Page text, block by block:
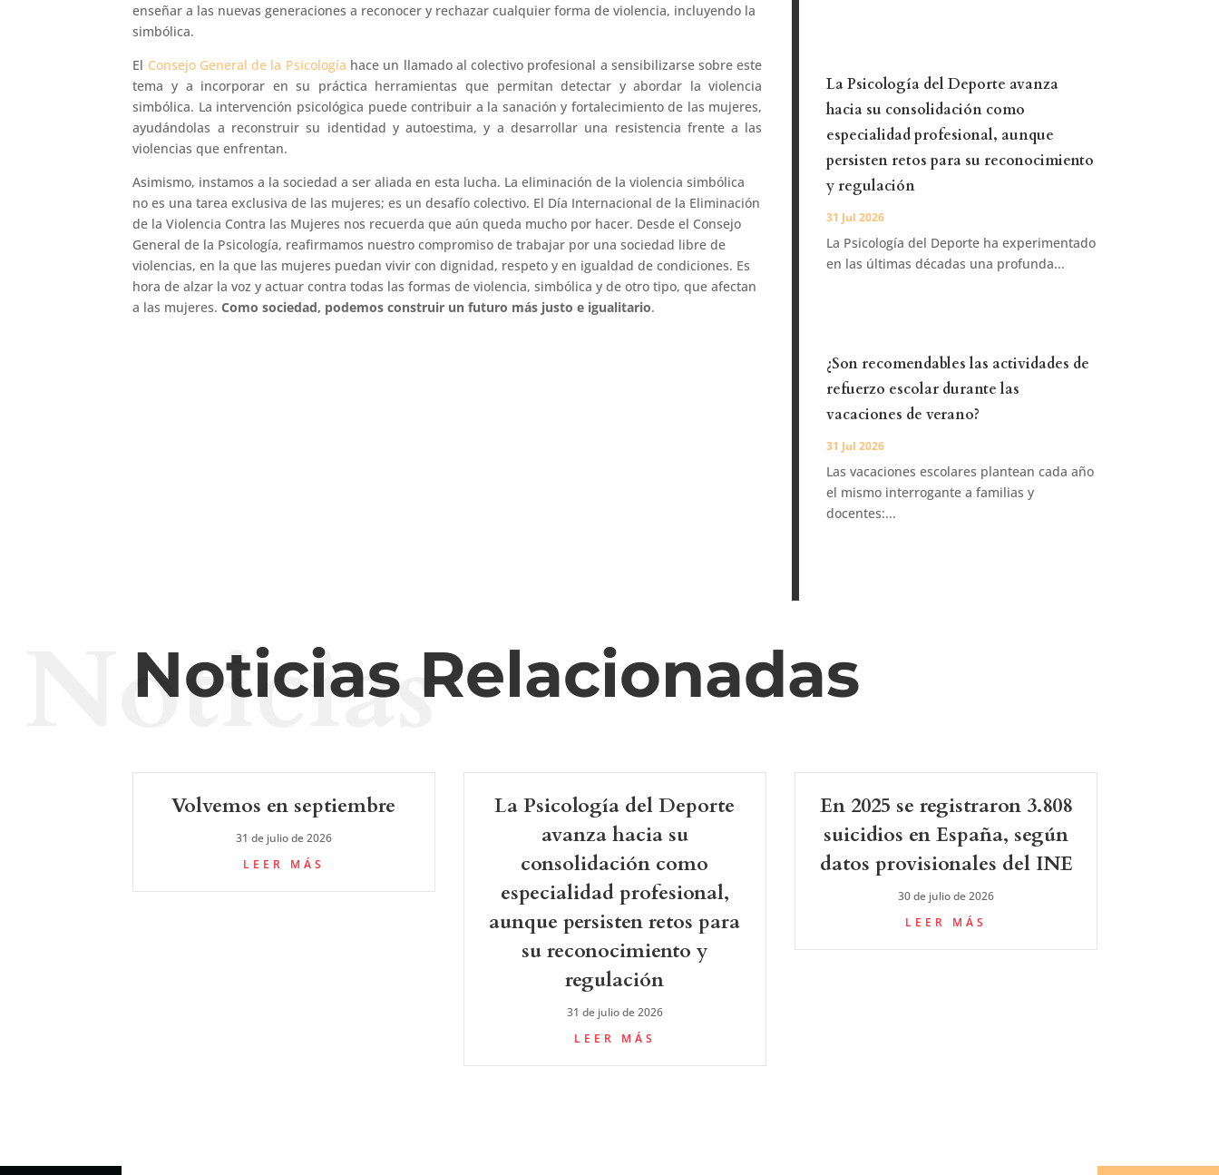
enseñar a las nuevas generaciones a reconocer y rechazar cualquier forma de violencia, incluyendo la
simbólica.
El Consejo General de la Psicología hace un llamado al colectivo profesional a sensibilizarse sobre este
tema y a incorporar en su práctica herramientas que permitan detectar y abordar la violencia
simbólica. La intervención psicológica puede contribuir a la sanación y fortalecimiento de las mujeres,
ayudándolas a reconstruir su identidad y autoestima, y a desarrollar una resistencia frente a las
violencias que enfrentan.
Asimismo, instamos a la sociedad a ser aliada en esta lucha. La eliminación de la violencia simbólica
no es una tarea exclusiva de las mujeres; es un desafío colectivo. El Día Internacional de la Eliminación
de la Violencia Contra las Mujeres nos recuerda que aún queda mucho por hacer. Desde el Consejo
General de la Psicología, reafirmamos nuestro compromiso de trabajar por una sociedad libre de
violencias, en la que las mujeres puedan vivir con dignidad, respeto y en igualdad de condiciones. Es
hora de alzar la voz y actuar contra todas las formas de violencia, simbólica y de otro tipo, que afectan
a las mujeres.Como sociedad, podemos construir un futuro más justo e igualitario.
La Psicología del Deporte avanza
hacia su consolidación como
especialidad profesional, aunque
persisten retos para su reconocimiento
y regulación
31 Jul 2026
La Psicología del Deporte ha experimentado
en las últimas décadas una profunda...
¿Son recomendables las actividades de
refuerzo escolar durante las
vacaciones de verano?
31 Jul 2026
Las vacaciones escolares plantean cada año
el mismo interrogante a familias y
docentes:...
Noticias Relacionadas
Noticias
Volvemos en septiembre
31 de julio de 2026
LEER MÁS
La Psicología del Deporte
avanza hacia su
consolidación como
especialidad profesional,
aunque persisten retos para
su reconocimiento y
regulación
31 de julio de 2026
LEER MÁS
En 2025 se registraron 3.808
suicidios en España, según
datos provisionales del INE
30 de julio de 2026
LEER MÁS